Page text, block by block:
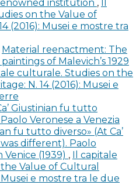
della nascita (1799-1999)
dell'attività della
Atti del Convegno
a cura di R. Signorini,
in Sebastiano
della mostra (Roma, 8
28 giugno-28
Strinati et alii, Milano:
d’Arco disegnatore, in
Carlo D'Arco nel secondo
institution , Il
on the Value of
(2016): Musei e mostre tra
Material reenactment: The
of Malevich’s 1929
culturale. Studies on the
N. 14 (2016): Musei e
Giustinian fu tutto
Veronese a Venezia
fu tutto diverso» (At Ca’
different). Paolo
(1939) , Il capitale
Value of Cultural
Musei e mostre tra le due